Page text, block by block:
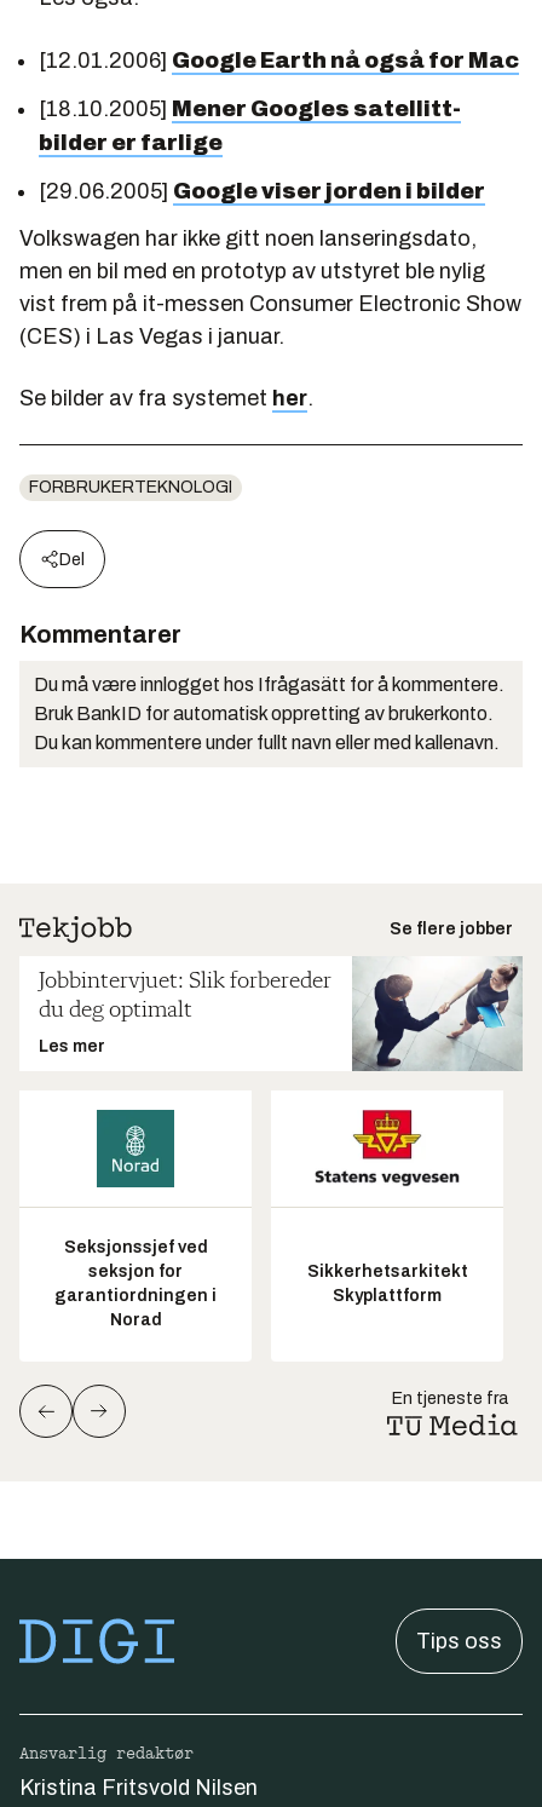
[12.01.2006] Google Earth nå også for Mac
[18.10.2005] Mener Googles satellitt-
bilder er farlige
[29.06.2005] Google viser jorden i bilder
Volkswagen har ikke gitt noen lanseringsdato,
men en bil med en prototyp av utstyret ble nylig
vist frem på it-messen Consumer Electronic Show
(CES) i Las Vegas i januar.
Se bilder av fra systemet her.
FORBRUKERTEKNOLOGI
Del
Kommentarer
Du må være innlogget hos Ifrågasätt for å kommentere.
Bruk BankID for automatisk oppretting av brukerkonto.
Du kan kommentere under fullt navn eller med kallenavn.
Se flere jobber
Jobbintervjuet: Slik forbereder
du deg optimalt
Les mer
Seksjonssjef ved
seksjon for
garantiordningen i
Norad
Sikkerhetsarkitekt
Skyplattform
En tjeneste fra
Tips oss
Ansvarlig redaktør
Kristina Fritsvold Nilsen